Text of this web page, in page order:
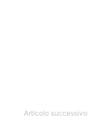
Articolo successivo